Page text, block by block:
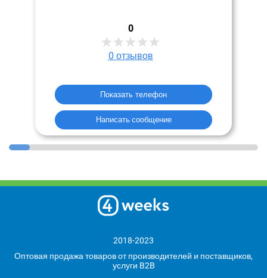
0
0 отзывов
Показать телефон
Написать сообщение
2018-2023
Оптовая продажа товаров от производителей и поставщиков,
услуги B2B